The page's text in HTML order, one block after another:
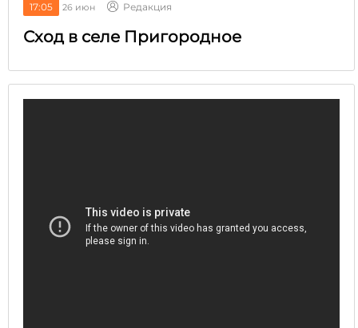
17:05 26 июн Редакция
Сход в селе Пригородное